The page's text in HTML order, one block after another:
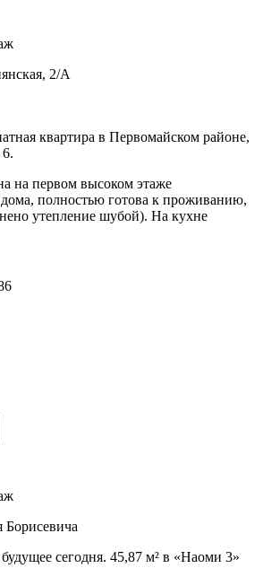
2/А
квартира в Первомайском районе,
на первом высоком этаже
полностью готова к проживанию,
утепление шубой). На кухне
Борисевича
сегодня. 45,87 м² в «Наоми 3»